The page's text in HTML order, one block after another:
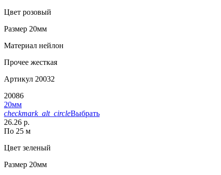
Цвет розовый
Размер 20мм
Материал нейлон
Прочее жесткая
Артикул 20032
20086
20мм
checkmark_alt_circleВыбрать
26.26 р.
По 25 м
Цвет зеленый
Размер 20мм